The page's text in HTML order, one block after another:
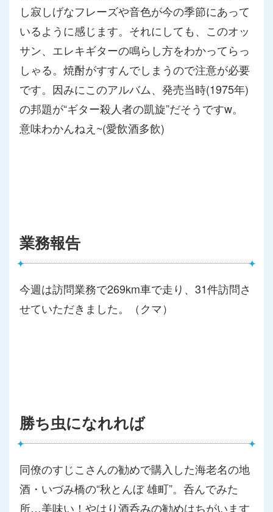
し寂しげなフレーズや音色が今の季節にあって
いるように感じます。 それにしても、このオッ
サン、エレキギターの鳴らし方をわかってらっ
しゃる。焼酎がすすんでしまうので注意が必要
です。 因みにこのアルバム、発売当時(1975年)
の邦題が“ギター殺人者の凱旋”だそうですw。
意味わかんねえ~(愛飲酒多飲)
業務報告
今週は訪問業務で269km車で走り、31件訪問さ
せていただき ました。（クマ）
勝ち虫になれれば
同僚のすじこさんの勧めで購入した海老名の地
酒・いづみ橋の“秋とんぼ 雄町”。呑んでみた
所…美味い！やはり酒呑みの勧めはちがいます